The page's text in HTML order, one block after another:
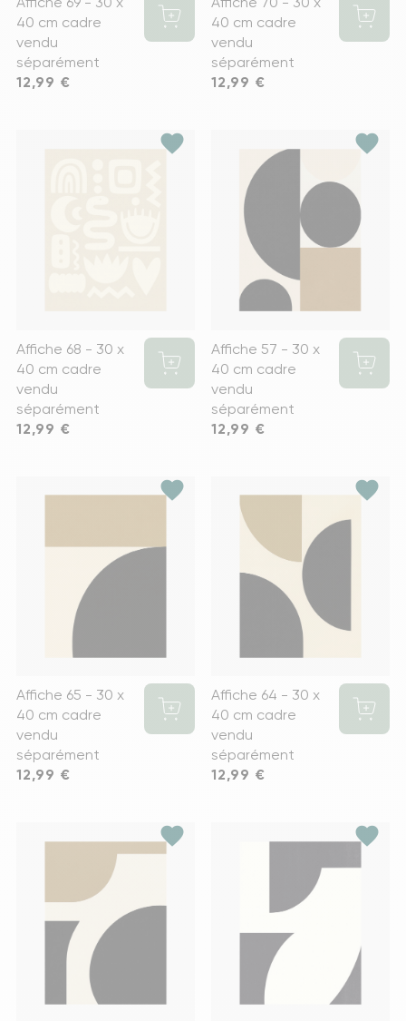
40 cm cadre
vendu
séparément
Prix
12,99 €
40 cm cadre
vendu
séparément
Prix
12,99 €
favorite
Affiche 68 - 30 x
40 cm cadre
vendu
séparément
Prix
12,99 €
favorite
Affiche 57 - 30 x
40 cm cadre
vendu
séparément
Prix
12,99 €
favorite
Affiche 65 - 30 x
40 cm cadre
vendu
séparément
Prix
12,99 €
favorite
Affiche 64 - 30 x
40 cm cadre
vendu
séparément
Prix
12,99 €
favorite favorite